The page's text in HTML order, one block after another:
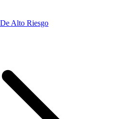
Alto Riesgo